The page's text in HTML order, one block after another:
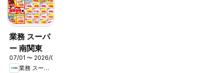
業務 スーパ
ー 南関東
07/01 〜 2026/08/31
業務 スーパー